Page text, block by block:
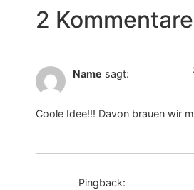
2 Kommentare
Name sagt:
Coole Idee!!! Davon brauen wir
Pingback: